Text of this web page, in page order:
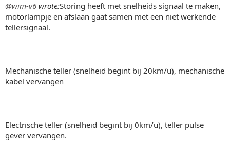
@wim-v6 wrote:Storing heeft met snelheids signaal te maken,
motorlampje en afslaan gaat samen met een niet werkende
tellersignaal.
Mechanische teller (snelheid begint bij 20km/u), mechanische
kabel vervangen
Electrische teller (snelheid begint bij 0km/u), teller pulse
gever vervangen.